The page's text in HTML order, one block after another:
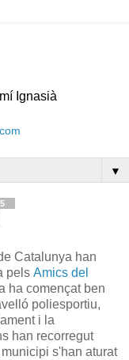
Ignasià
▼
Catalunya han
pels Amics del
ha començat ben
poliesportiu,
i la
han recorregut
s'han aturat